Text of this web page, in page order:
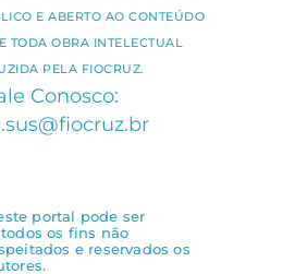
E ABERTO AO CONTEÚDO
TODA OBRA INTELECTUAL
PELA FIOCRUZ.
Conosco:
portal pode ser
os fins não
e reservados os